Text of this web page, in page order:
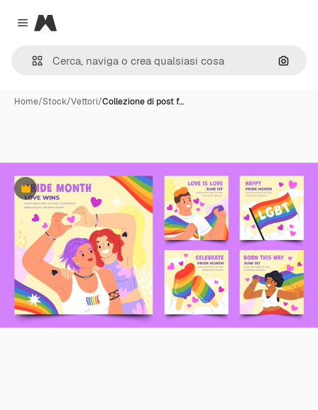
Close menu
Magnific
Cerca
Home/Stock/Vettori/Collezione di post f…
Premium